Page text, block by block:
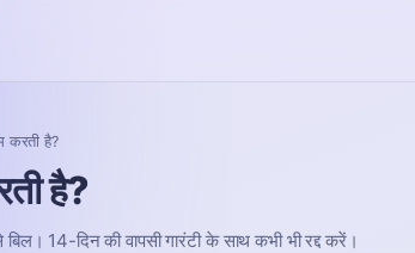
करती है?
है?
14-दिन की वापसी गारंटी के साथ कभी भी रद्द करें।